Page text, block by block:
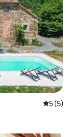
Note
5 (5)